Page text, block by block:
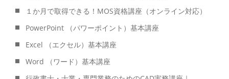
１か月で取得できる！MOS資格講座（オンライン対応）
PowerPoint （パワーポイント）基本講座
Excel （エクセル）基本講座
Word （ワード）基本講座